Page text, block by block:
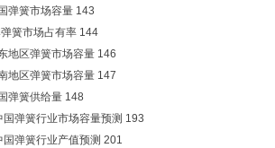
弹簧市场容量 143
簧市场占有率 144
地区弹簧市场容量 146
地区弹簧市场容量 147
弹簧供给量 148
弹簧行业市场容量预测 193
弹簧行业产值预测 201